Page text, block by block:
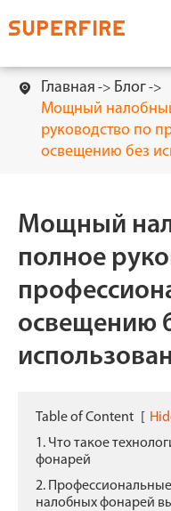
 Главная
Блог
Мощный
руководство по
освещению без
Мощный
полное
освещению
Table of Content
1. Что такое
фонарей
2.
налобных фонарей